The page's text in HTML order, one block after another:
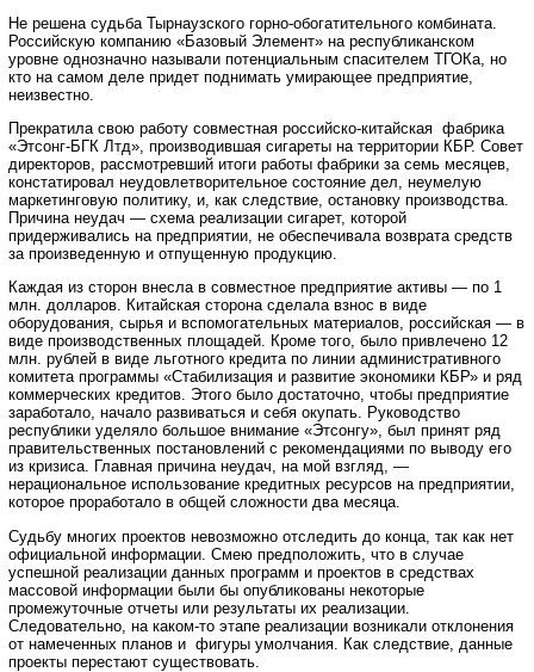
Не решена судьба Тырнаузского горно-обогатительного комбината.
Российскую компанию «Базовый Элемент» на республиканском
уровне однозначно называли потенциальным спасителем ТГОКа, но
кто на самом деле придет поднимать умирающее предприятие,
неизвестно.
Прекратила свою работу совместная российско-китайская фабрика
«Этсонг-БГК Лтд», производившая сигареты на территории КБР. Совет
директоров, рассмотревший итоги работы фабрики за семь месяцев,
констатировал неудовлетворительное состояние дел, неумелую
маркетинговую политику, и, как следствие, остановку производства.
Причина неудач — схема реализации сигарет, которой
придерживались на предприятии, не обеспечивала возврата средств
за произведенную и отпущенную продукцию.
Каждая из сторон внесла в совместное предприятие активы — по 1
млн. долларов. Китайская сторона сделала взнос в виде
оборудования, сырья и вспомогательных материалов, российская — в
виде производственных площадей. Кроме того, было привлечено 12
млн. рублей в виде льготного кредита по линии административного
комитета программы «Стабилизация и развитие экономики КБР» и ряд
коммерческих кредитов. Этого было достаточно, чтобы предприятие
заработало, начало развиваться и себя окупать. Руководство
республики уделяло большое внимание «Этсонгу», был принят ряд
правительственных постановлений с рекомендациями по выводу его
из кризиса. Главная причина неудач, на мой взгляд, —
нерациональное использование кредитных ресурсов на предприятии,
которое проработало в общей сложности два месяца.
Судьбу многих проектов невозможно отследить до конца, так как нет
официальной информации. Смею предположить, что в случае
успешной реализации данных программ и проектов в средствах
массовой информации были бы опубликованы некоторые
промежуточные отчеты или результаты их реализации.
Следовательно, на каком-то этапе реализации возникали отклонения
от намеченных планов и фигуры умолчания. Как следствие, данные
проекты перестают существовать.